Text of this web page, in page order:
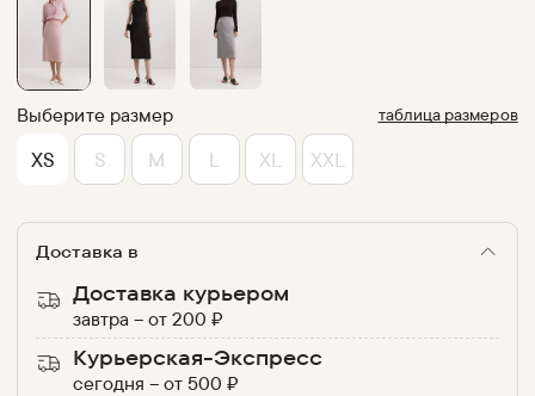
Выберите размер таблица размеров
XS S M L XL XXL
Доставка в
Доставка курьером
завтра –от200 ₽
Курьерская-Экспресс
сегодня –от500 ₽